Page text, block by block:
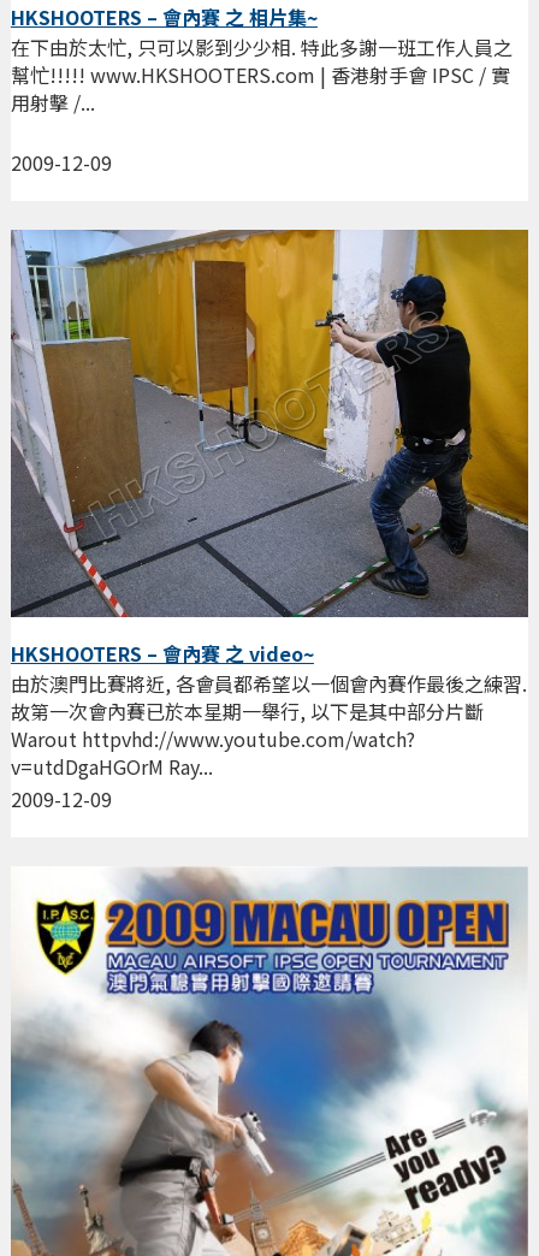
HKSHOOTERS – 會內賽 之 相片集~
2009-12-09
在下由於太忙, 只可以影到少少相. 特此多謝一班工作人員之
幫忙!!!!! www.HKSHOOTERS.com | 香港射手會 IPSC / 實
用射擊 /...
HKSHOOTERS – 會內賽 之 video~
2009-12-09
由於澳門比賽將近, 各會員都希望以一個會內賽作最後之練習.
故第一次會內賽已於本星期一舉行, 以下是其中部分片斷
Warout httpvhd://www.youtube.com/watch?
v=utdDgaHGOrM Ray...